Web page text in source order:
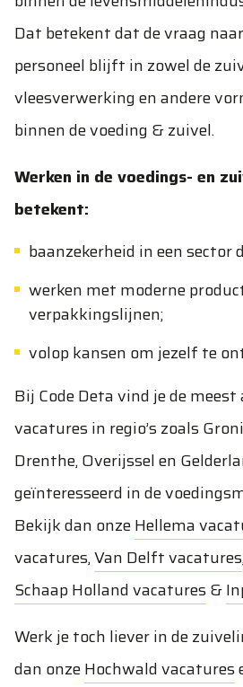
Dat betekent dat de vraag
personeel blijft in zowel de
vleesverwerking en andere
binnen de voeding & zuivel.
Werken in de voedings- en
betekent:
baanzekerheid in een
werken met moderne
verpakkingslijnen;
volop kansen om jezelf te
Bij Code Deta vind je de
vacatures in regio’s zoals
Drenthe, Overijssel en
geïnteresseerd in de
Bekijk dan onzeHellema
vacatures,Van Delft vacatures
Schaap Holland vacatures&
Werk je toch liever in de
dan onzeHochwald vacatures